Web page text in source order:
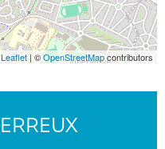
Leaflet | ©OpenStreetMapcontributors